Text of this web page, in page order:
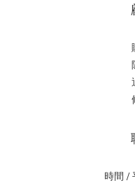
時間 /